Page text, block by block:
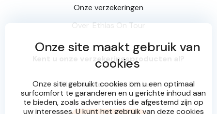
Onze verzekeringen
Over
Ethias On Tour
Kent u onze verzekeringsproducten al?
Meer weten over Ethias?
Onze site maakt gebruik van
cookies
Onze site gebruikt cookies om u een optimaal
surfcomfort te garanderen en u gerichte inhoud aan
te bieden, zoals advertenties die afgestemd zijn op
uw interesses. U kunt het gebruik van deze cookies